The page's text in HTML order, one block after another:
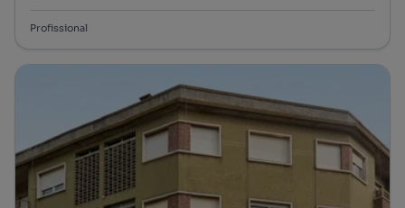
Profissional